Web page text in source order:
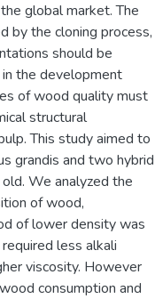
global market. The
by the cloning process,
should be
the development
of wood quality must
structural
This study aimed to
grandis and two hybrid
We analyzed the
of wood,
of lower density was
less alkali
viscosity. However
consumption and